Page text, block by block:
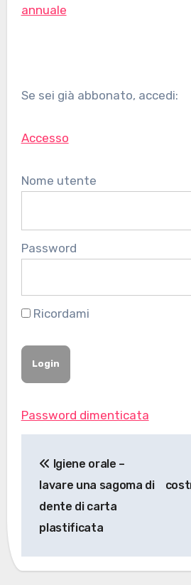
annuale
Se sei già abbonato, accedi:
Accesso
Nome utente
Password
Ricordami
Password dimenticata
articoli
Igiene orale –
lavare una sagoma di
dente di carta
plastificata